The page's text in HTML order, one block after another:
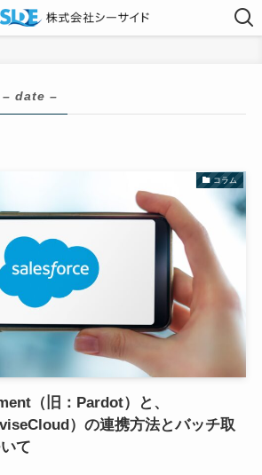
– date –
コラム
（旧：Pardot）と、
）の連携方法とバッチ取
て